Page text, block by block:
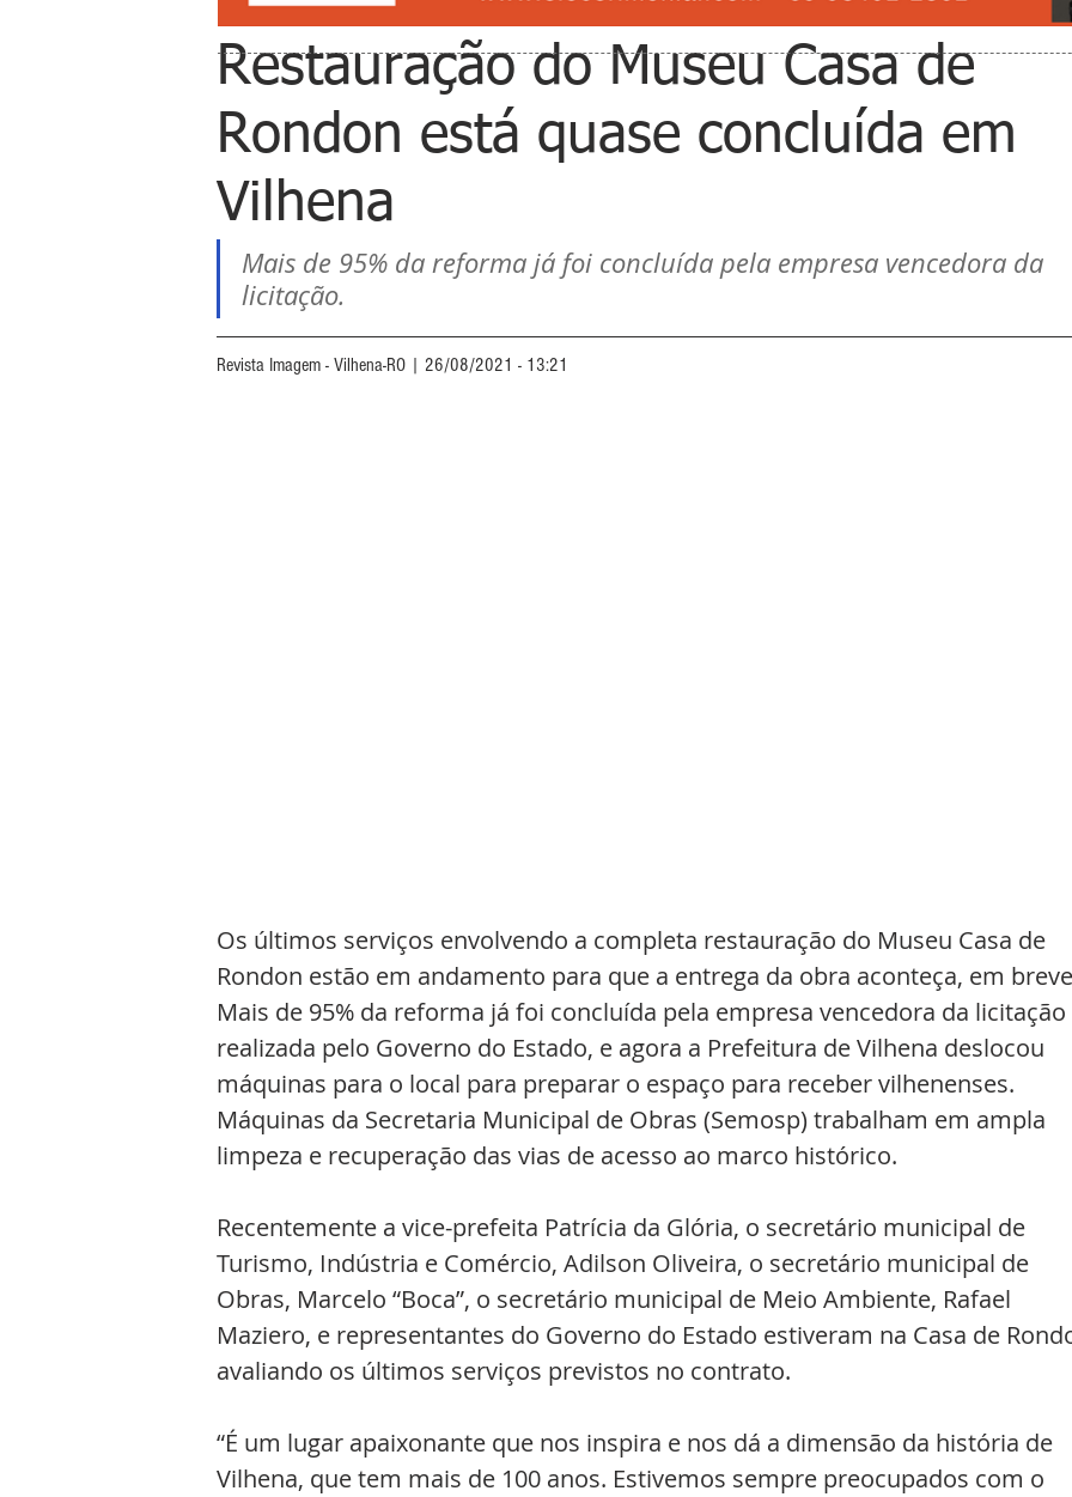
Restauração do Museu Casa de
Rondon está quase concluída em
Vilhena
Mais de 95% da reforma já foi concluída pela empresa vencedora da
licitação.
Revista Imagem - Vilhena-RO | 26/08/2021 - 13:21
Os últimos serviços envolvendo a completa restauração do Museu Casa de
Rondon estão em andamento para que a entrega da obra aconteça, em
Mais de 95% da reforma já foi concluída pela empresa vencedora da licitação
realizada pelo Governo do Estado, e agora a Prefeitura de Vilhena deslocou
máquinas para o local para preparar o espaço para receber vilhenenses.
Máquinas da Secretaria Municipal de Obras (Semosp) trabalham em ampla
limpeza e recuperação das vias de acesso ao marco histórico.
Recentemente a vice-prefeita Patrícia da Glória, o secretário municipal de
Turismo, Indústria e Comércio, Adilson Oliveira, o secretário municipal de
Obras, Marcelo “Boca”, o secretário municipal de Meio Ambiente, Rafael
Maziero, e representantes do Governo do Estado estiveram na Casa de
avaliando os últimos serviços previstos no contrato.
“É um lugar apaixonante que nos inspira e nos dá a dimensão da história de
Vilhena, que tem mais de 100 anos. Estivemos sempre preocupados com o